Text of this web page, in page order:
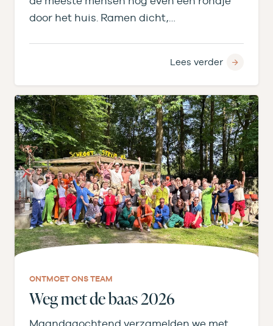
door het huis. Ramen dicht,…
Lees verder
ONTMOET ONS TEAM
Weg met de baas 2026
Maandagochtend verzamelden we met